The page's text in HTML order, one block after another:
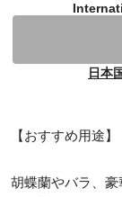
日本
【おすすめ用途
胡蝶蘭やバラ、